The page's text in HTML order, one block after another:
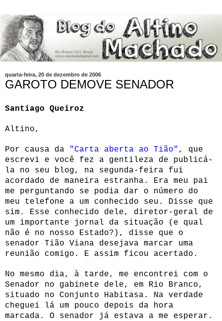
quarta-feira, 20 de dezembro de 2006
GAROTO DEMOVE SENADOR
Santiago Queiroz
Altino,
Por causa da "Carta aberta ao Tião" , que
escrevi e você fez a gentileza de publicá-
la no seu blog, na segunda-feira fui
acordado de maneira estranha. Era meu pai
me perguntando se podia dar o número do
meu telefone a um conhecido seu. Disse que
sim. Esse conhecido dele, diretor-geral de
um importante jornal da situação (e qual
não é no nosso Estado?), disse que o
senador Tião Viana desejava marcar uma
reunião comigo. E assim ficou acertado.
No mesmo dia, à tarde, me encontrei com o
Senador no gabinete dele, em Rio Branco,
situado no Conjunto Habitasa. Na verdade
cheguei lá um pouco depois da hora
marcada. O senador já estava a me esperar.